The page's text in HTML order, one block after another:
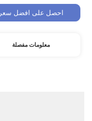
احصل على افضل سعر
معلومات مفصلة